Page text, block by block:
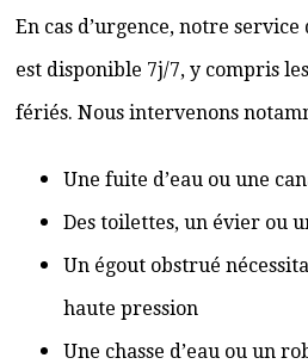
En cas d’urgence, notre
est disponible 7j/7, y compris
fériés. Nous intervenons
Une fuite d’eau ou une
Des toilettes, un évier ou
Un égout obstrué
haute pression
Une chasse d’eau ou un